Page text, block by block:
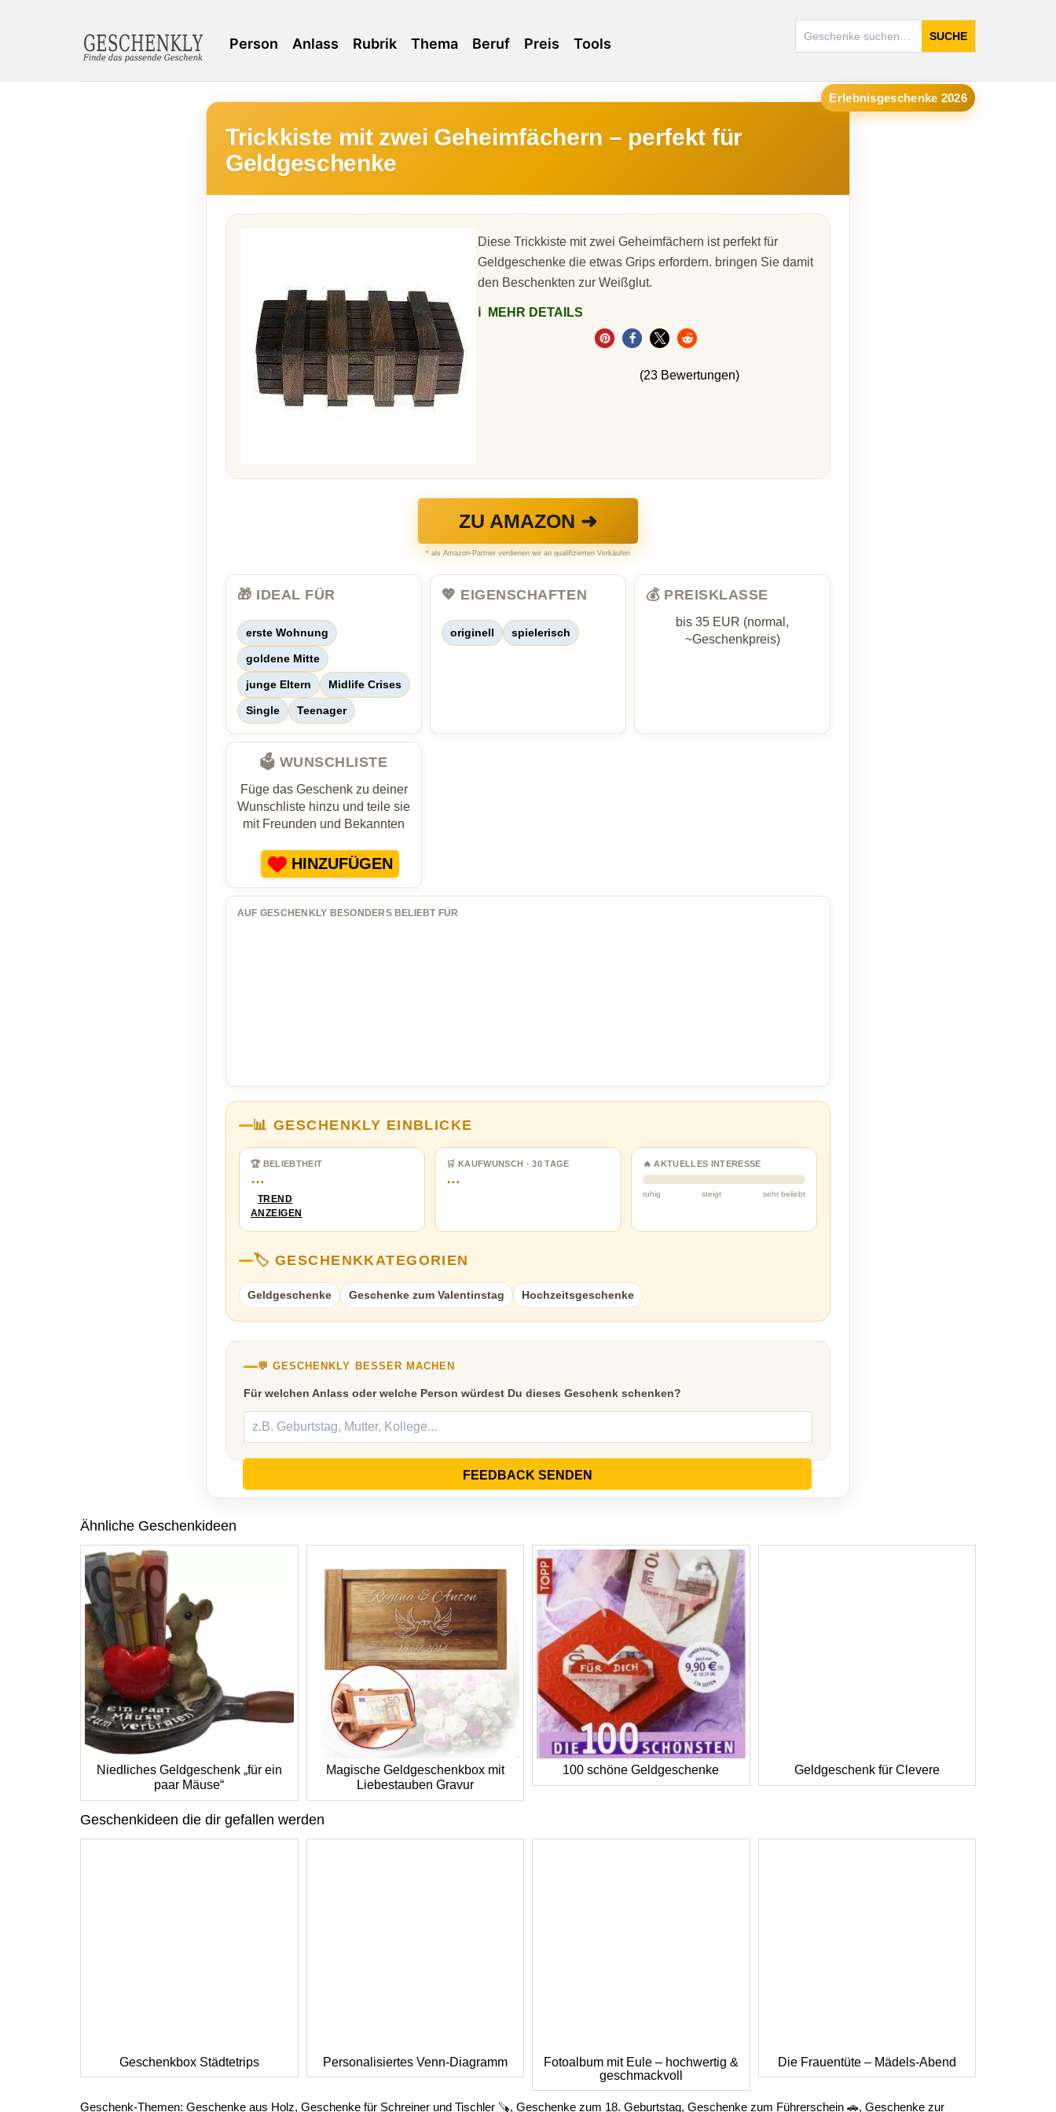
SUCHE
Person Anlass Rubrik Thema Beruf Preis Tools
Erlebnisgeschenke 2026
Trickkiste mit zwei Geheimfächern – perfekt für
Geldgeschenke
Diese Trickkiste mit zwei Geheimfächern ist perfekt für
Geldgeschenke die etwas Grips erfordern. bringen Sie damit
den Beschenkten zur Weißglut.
ℹ️ MEHR DETAILS
(23 Bewertungen)
ZU AMAZON ➜
* als Amazon-Partner verdienen wir an qualifizierten Verkäufen
🎁 IDEAL FÜR
erste Wohnung
goldene Mitte
junge Eltern Midlife Crises
Single Teenager
💖 EIGENSCHAFTEN
originell spielerisch
💰 PREISKLASSE
bis 35 EUR (normal,
~Geschenkpreis)
🗳️ WUNSCHLISTE
Füge das Geschenk zu deiner
Wunschliste hinzu und teile sie
mit Freunden und Bekannten
HINZUFÜGEN
AUF GESCHENKLY BESONDERS BELIEBT FÜR
📊 GESCHENKLY EINBLICKE
🏆 BELIEBTHEIT
…
TREND
ANZEIGEN
🛒 KAUFWUNSCH · 30 TAGE
…
🔥 AKTUELLES INTERESSE
ruhig steigt sehr beliebt
🏷️ GESCHENKKATEGORIEN
Geldgeschenke Geschenke zum Valentinstag Hochzeitsgeschenke
💬 GESCHENKLY BESSER MACHEN
Für welchen Anlass oder welche Person würdest Du dieses Geschenk schenken?
FEEDBACK SENDEN
Ähnliche Geschenkideen
Niedliches Geldgeschenk „für ein
paar Mäuse“
Magische Geldgeschenkbox mit
Liebestauben Gravur
100 schöne Geldgeschenke Geldgeschenk für Clevere
Geschenkideen die dir gefallen werden
Geschenkbox Städtetrips Personalisiertes Venn-Diagramm
Fotoalbum mit Eule – hochwertig &
geschmackvoll
Die Frauentüte – Mädels-Abend
Geschenk-Themen: Geschenke aus Holz, Geschenke für Schreiner und Tischler 🪚, Geschenke zum 18. Geburtstag, Geschenke zum Führerschein 🚗, Geschenke zur